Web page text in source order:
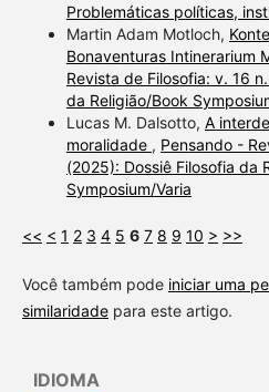
Problemáticas políticas,
Martin Adam Motloch,
Bonaventuras Intinerarium
Revista de Filosofia: v. 16
da Religião/Book
Lucas M. Dalsotto, A
moralidade , Pensando -
(2025): Dossiê Filosofia da
Symposium/Varia
<< < 1 2 3 4 5 6 7 8 9 10 > >>
Você também pode iniciar uma
similaridadepara este artigo.
IDIOMA